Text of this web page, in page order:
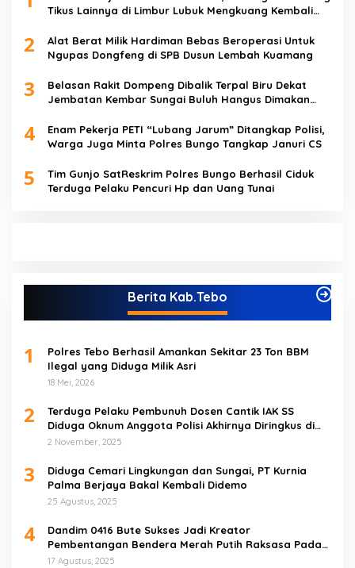
Tikus Lainnya di Limbur Lubuk Mengkuang Kembali
2
Alat Berat Milik Hardiman Bebas Beroperasi Untuk
Ngupas Dongfeng di SPB Dusun Lembah Kuamang
3
Belasan Rakit Dompeng Dibalik Terpal Biru Dekat
Jembatan Kembar Sungai Buluh Hangus Dimakan
4
Enam Pekerja PETI “Lubang Jarum” Ditangkap Polisi,
Warga Juga Minta Polres Bungo Tangkap Januri CS
5
Tim Gunjo SatReskrim Polres Bungo Berhasil Ciduk
Terduga Pelaku Pencuri Hp dan Uang Tunai
Berita Kab.Tebo
1
Polres Tebo Berhasil Amankan Sekitar 23 Ton BBM
Ilegal yang Diduga Milik Asri
18 Mei, 2026
2
Terduga Pelaku Pembunuh Dosen Cantik IAK SS
Diduga Oknum Anggota Polisi Akhirnya Diringkus di
Tebo Tengah
2 November, 2025
3
Diduga Cemari Lingkungan dan Sungai, PT Kurnia
Palma Berjaya Bakal Kembali Didemo
25 Agustus, 2025
4
Dandim 0416 Bute Sukses Jadi Kreator
Pembentangan Bendera Merah Putih Raksasa Pada
Peringatan HUT RI ke 80 di Tebo
17 Agustus, 2025